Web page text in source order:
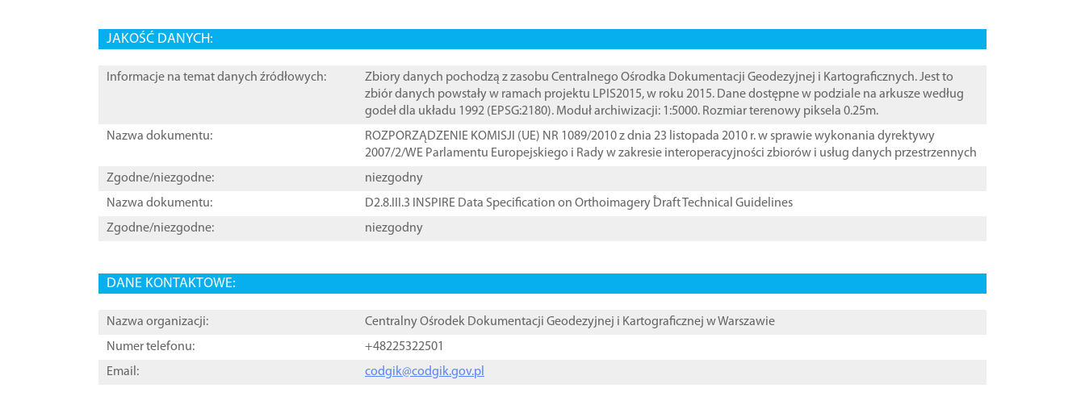
JAKOŚĆ DANYCH:
Informacje na temat danych źródłowych:
Zbiory danych pochodzą z zasobu Centralnego Ośrodka Dokumentacji Geodezyjnej i Kartograficznych. Jest to
zbiór danych powstały w ramach projektu LPIS2015, w roku 2015. Dane dostępne w podziale na arkusze według
godeł dla układu 1992 (EPSG:2180). Moduł archiwizacji: 1:5000. Rozmiar terenowy piksela 0.25m.
Nazwa dokumentu:
ROZPORZĄDZENIE KOMISJI (UE) NR 1089/2010 z dnia 23 listopada 2010 r. w sprawie wykonania dyrektywy
2007/2/WE Parlamentu Europejskiego i Rady w zakresie interoperacyjności zbiorów i usług danych przestrzennych
Zgodne/niezgodne:
niezgodny
Nazwa dokumentu:
D2.8.III.3 INSPIRE Data Specification on Orthoimagery ֠Draft Technical Guidelines
Zgodne/niezgodne:
niezgodny
DANE KONTAKTOWE:
Nazwa organizacji:
Centralny Ośrodek Dokumentacji Geodezyjnej i Kartograficznej w Warszawie
Numer telefonu:
+48225322501
Email:
codgik@codgik.gov.pl